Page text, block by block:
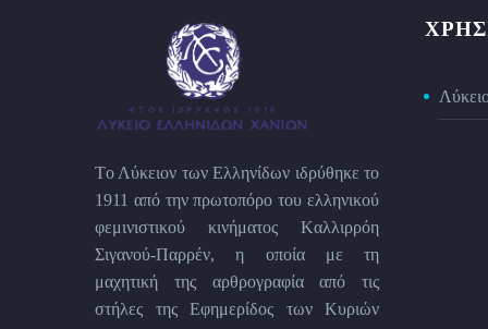
Tο Λύκειον των Eλληνίδων ιδρύθηκε το
1911 από την πρωτοπόρο του ελληνικού
φεμινιστικού κινήματος Kαλλιρρόη
Σιγανού-Παρρέν, η οποία με τη
μαχητική της αρθρογραφία από τις
στήλες της Εφημερίδος των Kυριών